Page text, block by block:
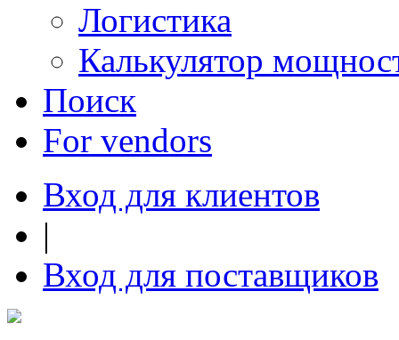
Логистика
Калькулятор
Поиск
For vendors
Вход для клиентов
|
Вход для поставщиков